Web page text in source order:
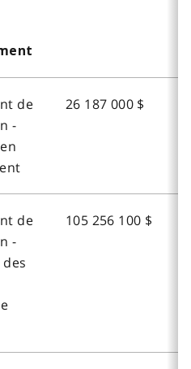
de
-
26 187 000 $
de
-
105 256 100 $